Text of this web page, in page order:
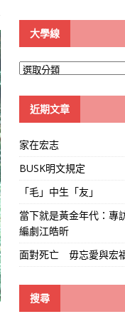
大學線
大
線
近期文章
家在宏志
BUSK明文規定
「毛」中生「友」
當下就是黃金年代：專
編劇江皓昕
面對死亡 毋忘愛與宏
搜尋